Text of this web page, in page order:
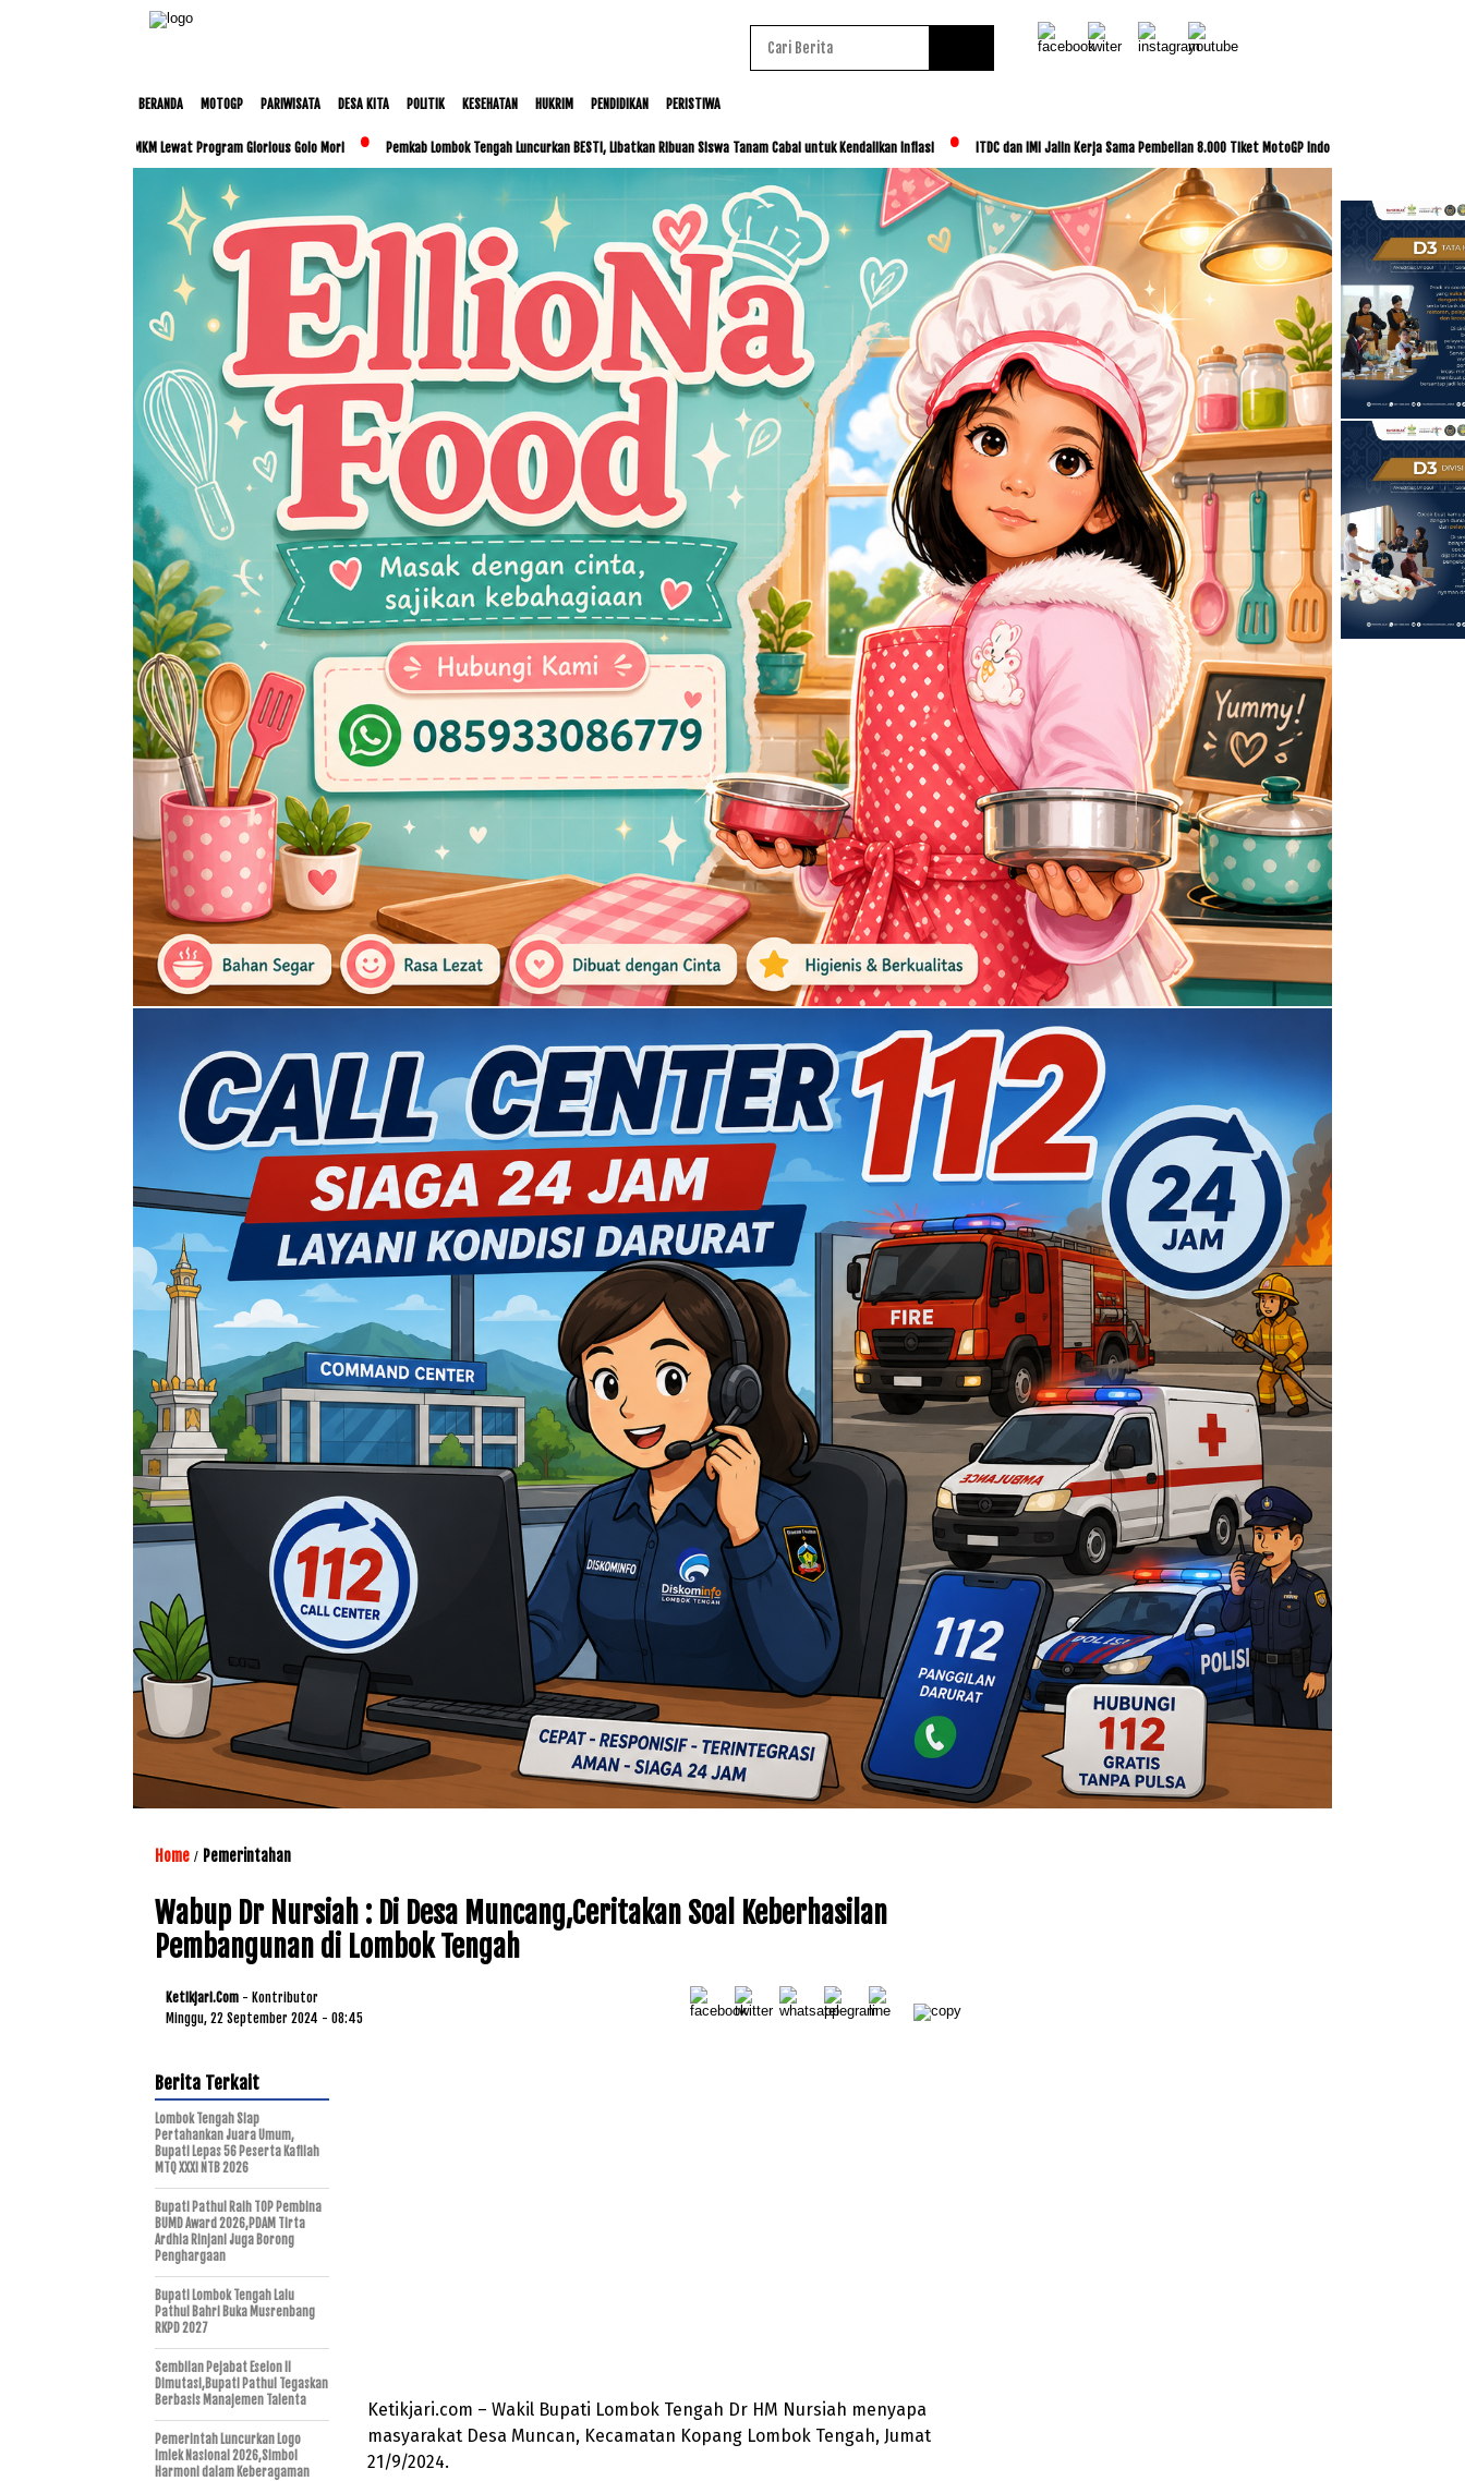
BERANDA MOTOGP PARIWISATA DESA KITA POLITIK KESEHATAN HUKRIM PENDIDIKAN PERISTIWA
UMKM Lewat Program Glorious Golo Mori Pemkab Lombok Tengah Luncurkan BESTI, Libatkan Ribuan Siswa Tanam Cabai untuk Kendalikan Inflasi ITDC dan IMI Jalin Kerja Sama Pembelian 8.000 Tiket MotoGP Indonesia 2026,Dukung Mario Aji dan Veda Ega
Home / Pemerintahan
Wabup Dr Nursiah : Di Desa Muncang,Ceritakan Soal Keberhasilan
Pembangunan di Lombok Tengah
Ketikjari.com - Kontributor
Minggu, 22 September 2024 - 08:45
Ketikjari.com – Wakil Bupati Lombok Tengah Dr HM Nursiah menyapa
masyarakat Desa Muncan, Kecamatan Kopang Lombok Tengah, Jumat
21/9/2024.
Berita Terkait
Lombok Tengah Siap
Pertahankan Juara Umum,
Bupati Lepas 56 Peserta Kafilah
MTQ XXXI NTB 2026
Bupati Pathul Raih TOP Pembina
BUMD Award 2026,PDAM Tirta
Ardhia Rinjani Juga Borong
Penghargaan
Bupati Lombok Tengah Lalu
Pathul Bahri Buka Musrenbang
RKPD 2027
Sembilan Pejabat Eselon II
Dimutasi,Bupati Pathul Tegaskan
Berbasis Manajemen Talenta
Pemerintah Luncurkan Logo
Imlek Nasional 2026,Simbol
Harmoni dalam Keberagaman